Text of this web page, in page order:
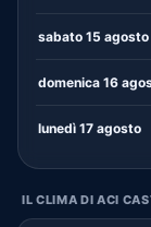
sabato 15 agosto
domenica 16
lunedì 17 agosto
IL CLIMA DI ACI